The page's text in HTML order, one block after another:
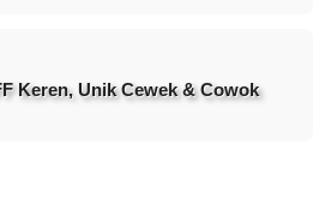
Keren, Unik Cewek & Cowok